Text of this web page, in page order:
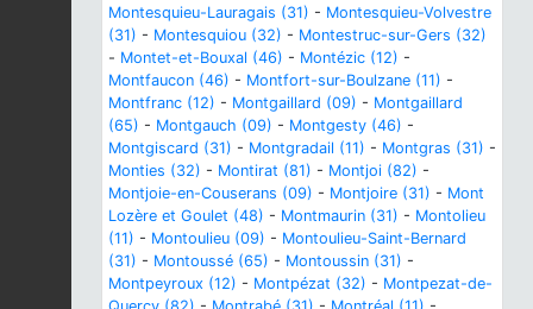
Montesquieu-Lauragais (31) - Montesquieu-Volvestre
(31) - Montesquiou (32) - Montestruc-sur-Gers (32)
- Montet-et-Bouxal (46) - Montézic (12) -
Montfaucon (46) - Montfort-sur-Boulzane (11) -
Montfranc (12) - Montgaillard (09) - Montgaillard
(65) - Montgauch (09) - Montgesty (46) -
Montgiscard (31) - Montgradail (11) - Montgras (31) -
Monties (32) - Montirat (81) - Montjoi (82) -
Montjoie-en-Couserans (09) - Montjoire (31) - Mont
Lozère et Goulet (48) - Montmaurin (31) - Montolieu
(11) - Montoulieu (09) - Montoulieu-Saint-Bernard
(31) - Montoussé (65) - Montoussin (31) -
Montpeyroux (12) - Montpézat (32) - Montpezat-de-